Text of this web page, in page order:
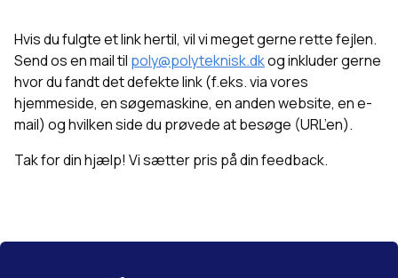
Hvis du fulgte et link hertil, vil vi meget gerne rette fejlen.
Send os en mail til poly@polyteknisk.dkog inkluder gerne
hvor du fandt det defekte link (f.eks. via vores
hjemmeside, en søgemaskine, en anden website, en e-
mail) og hvilken side du prøvede at besøge (URL’en).
Tak for din hjælp! Vi sætter pris på din feedback.